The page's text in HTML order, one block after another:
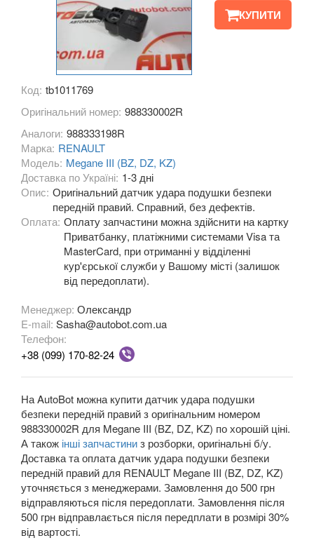
MASERATI keyboard_arrow_down
MAZDA
MERCEDES-BENZ
MINI
MITSUBISHI
NISSAN
OPEL
PEUGEOT keyboard_arrow_down
PORSCHE
RENAULT
Captur (J5)
Clio III (BR, CR, KR)
Duster (FE, HS)
Fluence (L3, B3)
Espace IV (JK0)
Grand Espace IV (JK0)
Espace V
КУПИТИ
Код: tb1011769
Оригінальний номер: 988330002R
Аналоги: 988333198R
Марка: RENAULT
Модель: Megane III (BZ, DZ, KZ)
Доставка по Україні: 1-3 дні
Опис: Оригінальний датчик удара подушки безпеки
передній правий. Справний, без дефектів.
Оплата: Оплату запчастини можна здійснити на картку
Приватбанку, платіжними системами Visa та
MasterCard, при отриманні у відділенні
кур'єрської служби у Вашому місті (залишок
від передоплати).
Менеджер: Олександр
E-mail: Sasha@autobot.com.ua
Телефон:
+38 (099) 170-82-24
На AutoBot можна купити датчик удара подушки
безпеки передній правий з оригінальним номером
988330002R для Megane III (BZ, DZ, KZ) по хорошій ціні.
А також інші запчастиниз розборки, оригінальні б/у.
Доставка та оплата датчик удара подушки безпеки
передній правий для RENAULT Megane III (BZ, DZ, KZ)
уточняється з менеджерами. Замовлення до 500 грн
відправляються після передоплати. Замовлення після
500 грн відправлається після передплати в розмірі 30%
від вартості.